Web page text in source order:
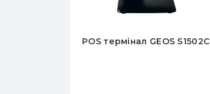
POS термінал GEOS A1502C